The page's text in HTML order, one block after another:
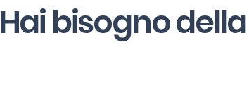
Hai bisogno